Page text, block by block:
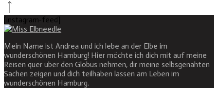
[instagram-feed]
Mein Name ist Andrea und ich lebe an der Elbe im
wunderschönen Hamburg! Hier möchte ich dich mit auf meine
Reisen quer über den Globus nehmen, dir meine selbsgenähten
Sachen zeigen und dich teilhaben lassen am Leben im
wunderschönen Hamburg.